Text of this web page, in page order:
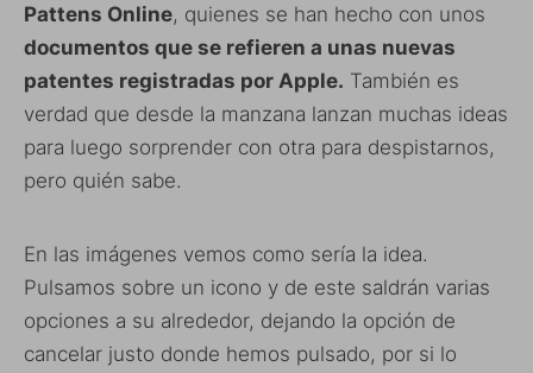
Pattens Online, quienes se han hecho con unos
documentos que se refieren a unas nuevas
patentes registradas por Apple. También es
verdad que desde la manzana lanzan muchas ideas
para luego sorprender con otra para despistarnos,
pero quién sabe.
En las imágenes vemos como sería la idea.
Pulsamos sobre un icono y de este saldrán varias
opciones a su alrededor, dejando la opción de
cancelar justo donde hemos pulsado, por si lo